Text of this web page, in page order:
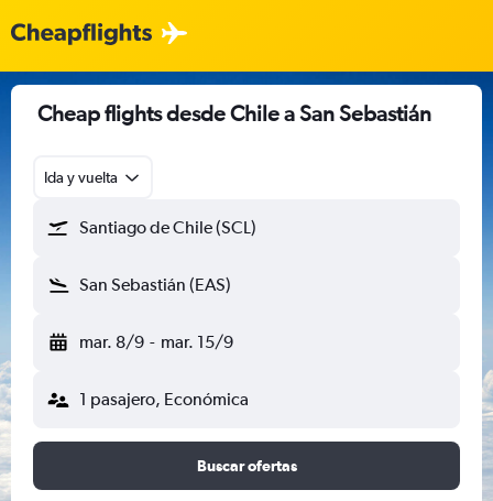
Cheap flights desde Chile a San Sebastián
Ida y vuelta
Santiago de Chile (SCL)
San Sebastián (EAS)
mar. 8/9 - mar. 15/9
1 pasajero, Económica
Buscar ofertas